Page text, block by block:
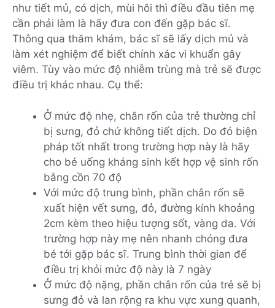
như tiết mủ, có dịch, mùi hôi thì điều đầu tiên mẹ
cần phải làm là hãy đưa con đến gặp bác sĩ.
Thông qua thăm khám, bác sĩ sẽ lấy dịch mủ và
làm xét nghiệm để biết chính xác vi khuẩn gây
viêm. Tùy vào mức độ nhiễm trùng mà trẻ sẽ được
điều trị khác nhau. Cụ thể:
Ở mức độ nhẹ, chân rốn của trẻ thường chỉ
bị sưng, đỏ chứ không tiết dịch. Do đó biện
pháp tốt nhất trong trường hợp này là hãy
cho bé uống kháng sinh kết hợp vệ sinh rốn
bằng cồn 70 độ
Với mức độ trung bình, phần chân rốn sẽ
xuất hiện vết sưng, đỏ, đường kính khoảng
2cm kèm theo hiệu tượng sốt, vàng da. Với
trường hợp này mẹ nên nhanh chóng đưa
bé tới gặp bác sĩ. Trung bình thời gian để
điều trị khỏi mức độ này là 7 ngày
Ở mức độ nặng, phần chân rốn của trẻ sẽ bị
sưng đỏ và lan rộng ra khu vực xung quanh,